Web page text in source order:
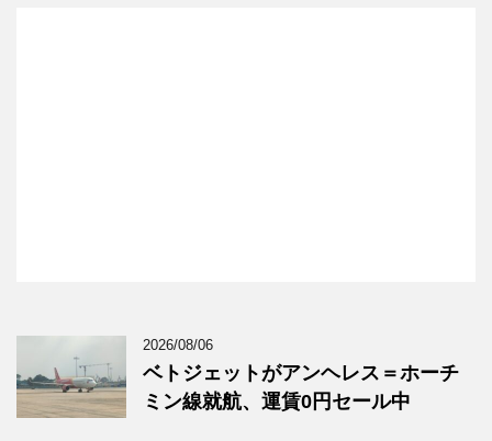
2026/08/06
ベトジェットがアンヘレス＝ホーチ
ミン線就航、運賃0円セール中